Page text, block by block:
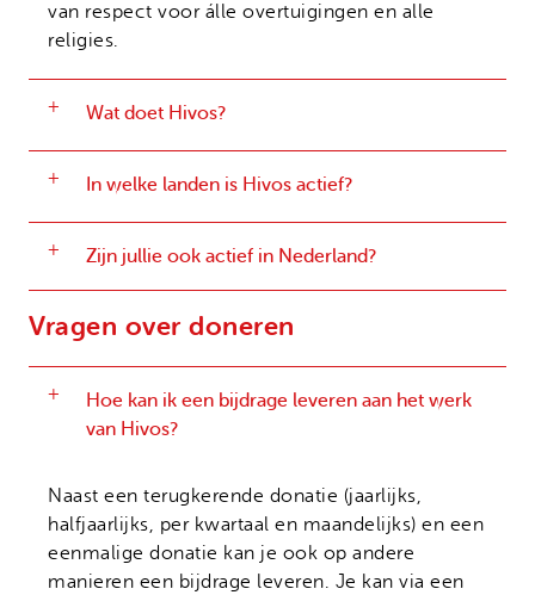
van respect voor álle overtuigingen en alle
religies.
Wat doet Hivos?
In welke landen is Hivos actief?
Zijn jullie ook actief in Nederland?
Vragen over doneren
Hoe kan ik een bijdrage leveren aan het werk
van Hivos?
Naast een terugkerende donatie (jaarlijks,
halfjaarlijks, per kwartaal en maandelijks) en een
eenmalige donatie kan je ook op andere
manieren een bijdrage leveren. Je kan via een